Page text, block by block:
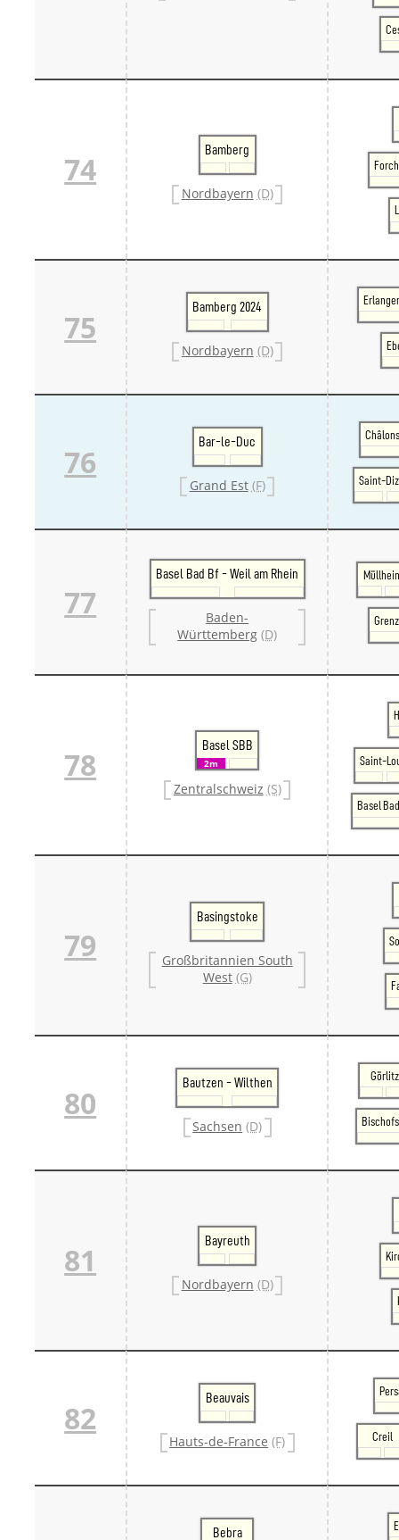
74
Bamberg
Nordbayern (D)
75
Bamberg 2024
Nordbayern (D)
76
Bar-le-Duc
Grand Est (F) Saint-
77
Basel Bad Bf - Weil am Rhein
Baden-
Württemberg (D)
78
Basel SBB
2m
Zentralschweiz (S)
Saint-
Basel
79
Basingstoke
Großbritannien South
West (G)
80
Bautzen - Wilthen
Sachsen (D)
Görlitz
81
Bayreuth
Nordbayern (D)
82
Beauvais
Hauts-de-France (F) Creil
Bebra